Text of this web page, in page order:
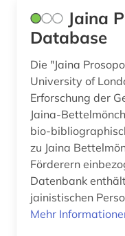
architektur (6)
archäologie (4)
aristoteles (3)
armenien (1)
Hamburg (1)
Hessen (3)
Israel (40)
Jaina
Database
Die "Jaina
University of
Erforschung der
Jaina-
bio-
zu Jaina
Förderern
Datenbank
jainistischen
Mehr